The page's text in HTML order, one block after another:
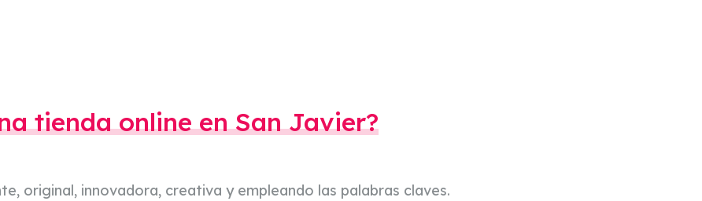
tienda online en San Javier?
original, innovadora, creativa y empleando las palabras claves.